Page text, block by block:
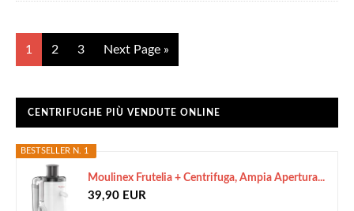
1 2 3 Next Page »
CENTRIFUGHE PIÙ VENDUTE ONLINE
BESTSELLER N. 1
Moulinex Frutelia + Centrifuga, Ampia Apertura...
39,90 EUR